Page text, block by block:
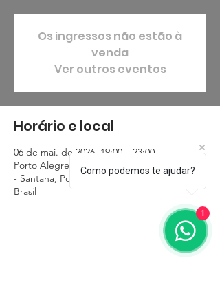
Os ingressos não estão à
venda
Ver outros eventos
Horário e local
06 de mai. de 2026, 19:00 – 23:00
Porto Alegre, R. Domingos Crescêncio, 727
- Santana, Porto Alegre - RS, 90650-090,
Brasil
Como podemos te ajudar?
1